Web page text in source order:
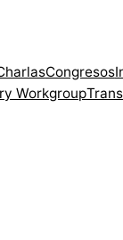
Congresos
Workgroup